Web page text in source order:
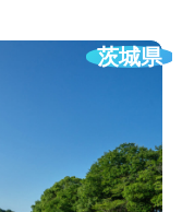
茨城県